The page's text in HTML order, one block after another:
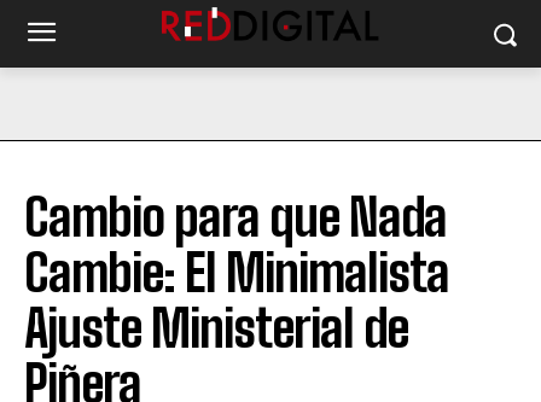
Cambio para que Nada
Cambie: El Minimalista
Ajuste Ministerial de
Piñera